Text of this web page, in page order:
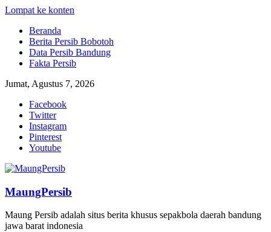
Lompat ke konten
Beranda
Berita Persib Bobotoh
Data Persib Bandung
Fakta Persib
Jumat, Agustus 7, 2026
Facebook
Twitter
Instagram
Pinterest
Youtube
MaungPersib
Maung Persib adalah situs berita khusus sepakbola daerah bandung
jawa barat indonesia